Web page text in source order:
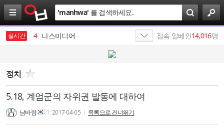
검
색
'manhwa' 를 검색하세요.
실시간
3 음메옴메
4 나스미디어
6
7 SKT
8 SK네트웍스
9 에스케이
접속 일베인14,016명
정치
5.18, 계엄군의 자위권 발동에 대하여
남바람 2017-04-05 목록으로 건너뛰기